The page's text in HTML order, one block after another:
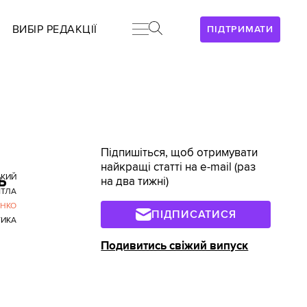
ПІДТРИМАТИ
ВИБІР РЕДАКЦІЇ
Підпишіться, щоб отримувати
найкращі статті на e-mail (раз
на два тижні)
ПІДПИСАТИСЯ
Подивитись свіжий випуск